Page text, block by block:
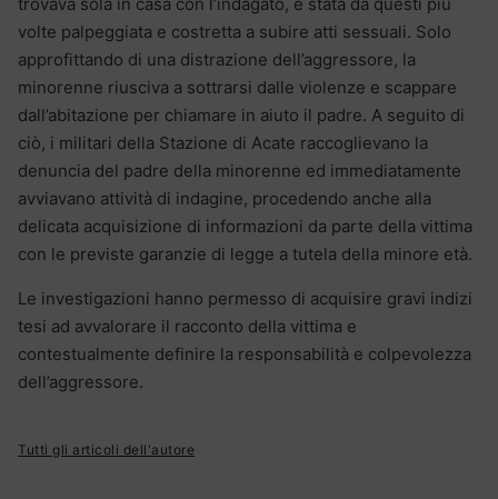
volte palpeggiata e costretta a subire atti sessuali. Solo
approfittando di una distrazione dell’aggressore, la
minorenne riusciva a sottrarsi dalle violenze e scappare
dall’abitazione per chiamare in aiuto il padre. A seguito di
ciò, i militari della Stazione di Acate raccoglievano la
denuncia del padre della minorenne ed immediatamente
avviavano attività di indagine, procedendo anche alla
delicata acquisizione di informazioni da parte della vittima
con le previste garanzie di legge a tutela della minore età.
Le investigazioni hanno permesso di acquisire gravi indizi
tesi ad avvalorare il racconto della vittima e
contestualmente definire la responsabilità e colpevolezza
dell’aggressore.
Tutti gli articoli dell'autore